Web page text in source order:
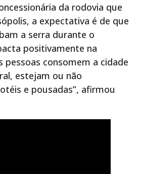
da rodovia que
a expectativa é de que
a serra durante o
positivamente na
pessoas consomem a cidade
estejam ou não
e pousadas”, afirmou